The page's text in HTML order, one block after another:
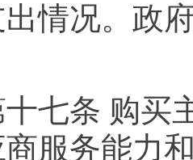
出情况。政
条 购买主
商服务能力